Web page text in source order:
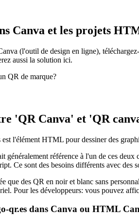
Canva et les projets
(l'outil de design en ligne),
aussi la solution ici.
QR de marque?
'QR Canva' et 'QR
l'élément HTML pour dessiner des
généralement référence à l'un de ces
Ce sont des besoins différents avec des
que des QR en noir et blanc sans
Pour les développeurs: vous pouvez
qr.es dans Canva ou HTML